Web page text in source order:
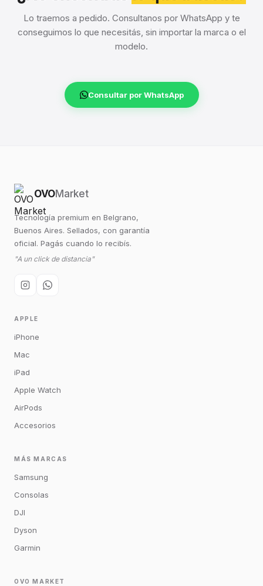
Lo traemos a pedido. Consultanos por WhatsApp y te
conseguimos lo que necesitás, sin importar la marca o el
modelo.
Consultar por WhatsApp
OVOMarket
Tecnología premium en Belgrano,
Buenos Aires. Sellados, con garantía
oficial. Pagás cuando lo recibís.
"A un click de distancia"
APPLE
iPhone
Mac
iPad
Apple Watch
AirPods
Accesorios
MÁS MARCAS
Samsung
Consolas
DJI
Dyson
Garmin
OVO MARKET